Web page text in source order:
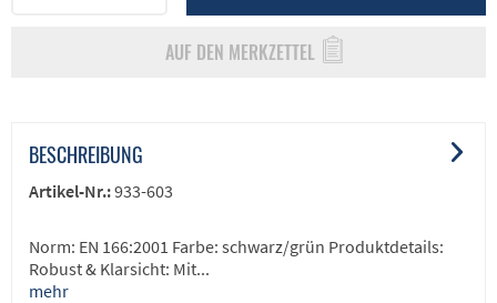
AUF DEN MERKZETTEL
BESCHREIBUNG
Artikel-Nr.:933-603
Norm: EN 166:2001 Farbe: schwarz/grün Produktdetails:
Robust & Klarsicht: Mit...
mehr